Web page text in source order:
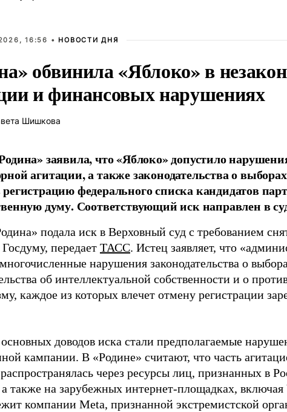
16:56 • НОВОСТИ ДНЯ
обвинила «Яблоко» в
и финансовых нарушениях
Шишкова
заявила, что «Яблоко» допустило
агитации, а также законодательства о
федерального списка кандидатов
думу. Соответствующий иск направлен в
подала иск в Верховный суд с требованием
передает ТАСС. Истец заявляет, что
нарушения законодательства о
об интеллектуальной собственности и о
каждое из которых влечет отмену регистрации
доводов иска стали предполагаемые
кампании. В «Родине» считают, что часть
через ресурсы лиц, признанных в
также на зарубежных интернет-площадках, включая
компании Meta, признанной экстремистской